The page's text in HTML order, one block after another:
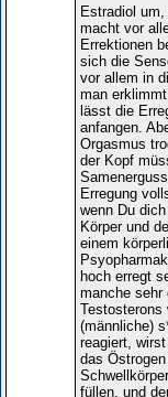
Estradiol
macht vor
Errektionen
sich die
vor allem in
man
lässt die
anfangen.
Orgasmus
der Kopf
Erregung
wenn Du
Körper und
einem
hoch erregt
manche sehr
Testosterons
(männliche)
reagiert,
das
füllen, und